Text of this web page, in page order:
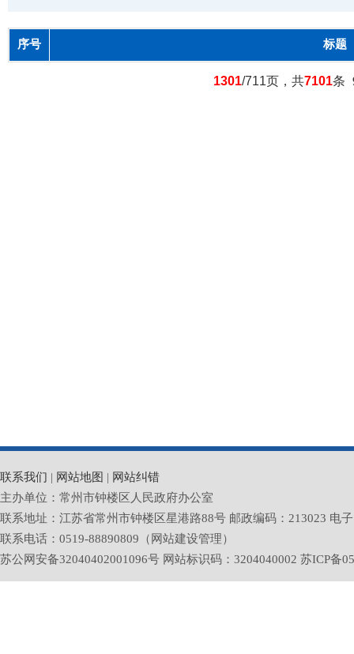
序号 标题
1301/711页，共7101条
联系我们 | 网站地图 | 网站纠错
主办单位：常州市钟楼区人民政府办公室
联系地址：江苏省常州市钟楼区星港路88号 邮政编码：213023 电
联系电话：0519-88890809（网站建设管理）
苏公网安备32040402001096号 网站标识码：3204040002 苏ICP备